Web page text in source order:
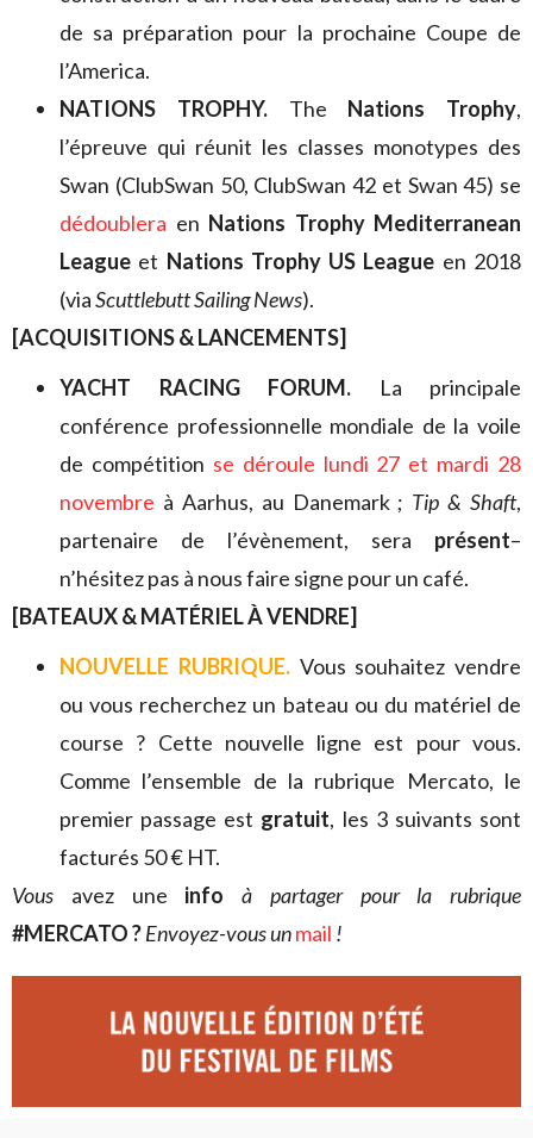
de sa préparation pour la prochaine Coupe de
l’America.
NATIONS TROPHY.The Nations Trophy,
l’épreuve qui réunit les classes monotypes des
Swan (ClubSwan 50, ClubSwan 42 et Swan 45) se
dédoublera en Nations Trophy Mediterranean
League et Nations Trophy US League en 2018
(viaScuttlebutt Sailing News).
[ACQUISITIONS & LANCEMENTS]
YACHT RACING FORUM.
La principale
conférence professionnelle mondiale de la voile
de compétition se déroule lundi 27 et mardi 28
novembre à Aarhus, au Danemark ; Tip & Shaft,
partenaire de l’évènement, sera présent–
n’hésitez pas à nous faire signe pour un café.
[BATEAUX & MATÉRIEL À VENDRE]
NOUVELLE RUBRIQUE.Vous souhaitez vendre
ou vous recherchez un bateau ou du matériel de
course ? Cette nouvelle ligne est pour vous.
Comme l’ensemble de la rubrique Mercato, le
premier passage est gratuit, les 3 suivants sont
facturés 50 € HT.
Vous avez une info à partager pour la rubrique
#MERCATO ?Envoyez-vous unmail !